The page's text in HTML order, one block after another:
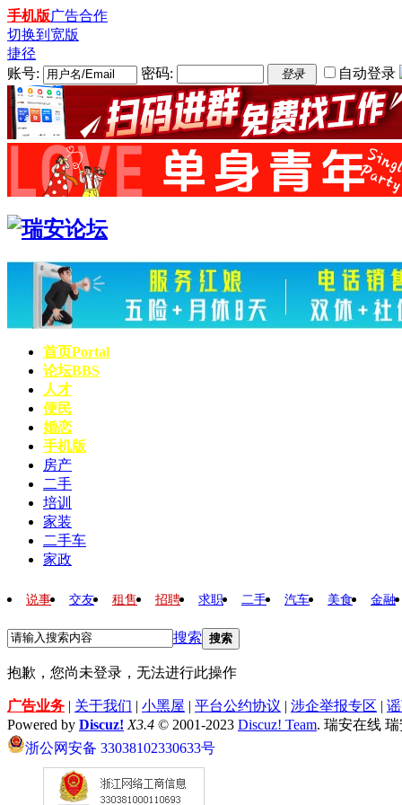
手机版广告合作
切换到宽版
捷径
账号:
密码: 登录 自动登录
首页Portal
论坛BBS
人才
便民
婚恋
手机版
房产
二手
培训
家装
二手车
家政
说事 交友 租售 招聘 求职 二手 汽车 美食 金融
搜索 搜索
抱歉，您尚未登录，无法进行此操作
广告业务 | 关于我们 | 小黑屋 | 平台公约协议 | 涉企举报专区 |
Powered by Discuz! X3.4 © 2001-2023 Discuz! Team. 瑞安在线
浙公网安备 33038102330633号